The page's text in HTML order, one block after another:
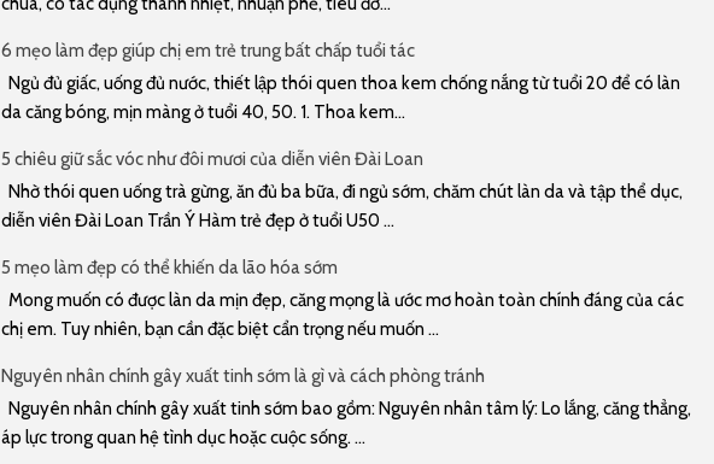
6 mẹo làm đẹp giúp chị em trẻ trung bất chấp tuổi tác
Ngủ đủ giấc, uống đủ nước, thiết lập thói quen thoa kem chống nắng từ tuổi 20 để có làn
da căng bóng, mịn màng ở tuổi 40, 50. 1. Thoa kem...
5 chiêu giữ sắc vóc như đôi mươi của diễn viên Đài Loan
Nhờ thói quen uống trà gừng, ăn đủ ba bữa, đi ngủ sớm, chăm chút làn da và tập thể dục,
diễn viên Đài Loan Trần Ý Hàm trẻ đẹp ở tuổi U50 ...
5 mẹo làm đẹp có thể khiến da lão hóa sớm
Mong muốn có được làn da mịn đẹp, căng mọng là ước mơ hoàn toàn chính đáng của các
chị em. Tuy nhiên, bạn cần đặc biệt cẩn trọng nếu muốn ...
Nguyên nhân chính gây xuất tinh sớm là gì và cách phòng tránh
Nguyên nhân chính gây xuất tinh sớm bao gồm: Nguyên nhân tâm lý: Lo lắng, căng thẳng,
áp lực trong quan hệ tình dục hoặc cuộc sống. ...